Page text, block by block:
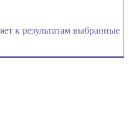
к результатам выбранные